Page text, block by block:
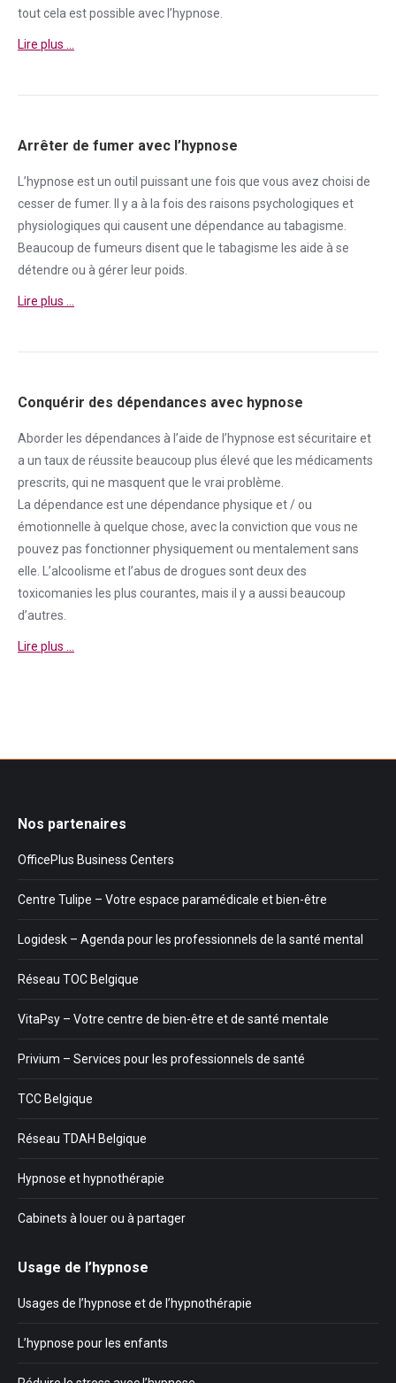
tout cela est possible avec l’hypnose.
Lire plus …
Arrêter de fumer avec l’hypnose
L’hypnose est un outil puissant une fois que vous avez choisi de
cesser de fumer. Il y a à la fois des raisons psychologiques et
physiologiques qui causent une dépendance au tabagisme.
Beaucoup de fumeurs disent que le tabagisme les aide à se
détendre ou à gérer leur poids.
Lire plus …
Conquérir des dépendances avec hypnose
Aborder les dépendances à l’aide de l’hypnose est sécuritaire et
a un taux de réussite beaucoup plus élevé que les médicaments
prescrits, qui ne masquent que le vrai problème.
La dépendance est une dépendance physique et / ou
émotionnelle à quelque chose, avec la conviction que vous ne
pouvez pas fonctionner physiquement ou mentalement sans
elle. L’alcoolisme et l’abus de drogues sont deux des
toxicomanies les plus courantes, mais il y a aussi beaucoup
d’autres.
Lire plus …
Nos partenaires
OfficePlus Business Centers
Centre Tulipe – Votre espace paramédicale et bien-être
Logidesk – Agenda pour les professionnels de la santé mental
Réseau TOC Belgique
VitaPsy – Votre centre de bien-être et de santé mentale
Privium – Services pour les professionnels de santé
TCC Belgique
Réseau TDAH Belgique
Hypnose et hypnothérapie
Cabinets à louer ou à partager
Usage de l’hypnose
Usages de l’hypnose et de l’hypnothérapie
L’hypnose pour les enfants